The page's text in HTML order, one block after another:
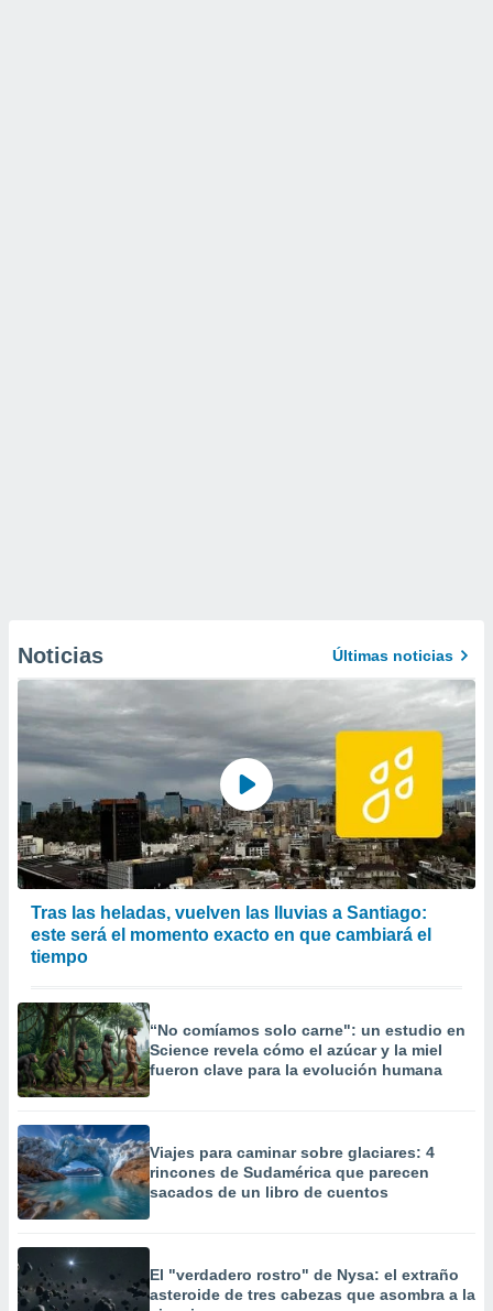
Noticias Últimas noticias
Tras las heladas, vuelven las lluvias a Santiago:
este será el momento exacto en que cambiará el
tiempo
“No comíamos solo carne": un estudio en
Science revela cómo el azúcar y la miel
fueron clave para la evolución humana
Viajes para caminar sobre glaciares: 4
rincones de Sudamérica que parecen
sacados de un libro de cuentos
El "verdadero rostro" de Nysa: el extraño
asteroide de tres cabezas que asombra a la